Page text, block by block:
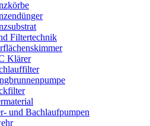
Filtertechnik
Klärer
und Bachlaufpumpen